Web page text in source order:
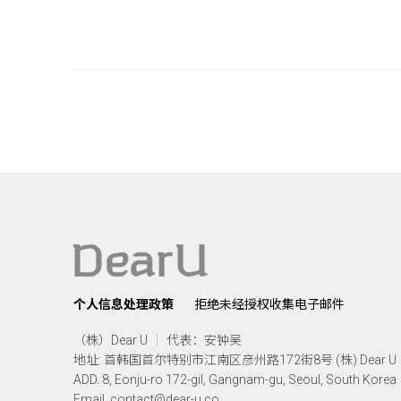
个人信息处理政策 拒绝未经授权收集电子邮件
（株）Dear U
代表：安钟吴
地址: 首韩国首尔特别市江南区彦州路172街8号 (株) Dear U
ADD. 8, Eonju-ro 172-gil, Gangnam-gu, Seoul, South Korea